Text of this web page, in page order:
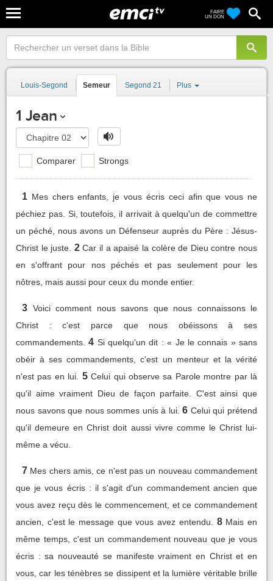
FAIRE
UN DON
Louis-Segond Semeur Segond 21 Plus
1 Jean
Comparer Strongs
1 Mes chers enfants, je vous écris ceci afin que vous ne
péchiez pas. Si, toutefois, il arrivait à quelqu'un de commettre
un péché, nous avons un Défenseur auprès du Père : Jésus-
Christ le juste. 2 Car il a apaisé la colère de Dieu contre nous
en s'offrant pour nos péchés et pas seulement pour les
nôtres, mais aussi pour ceux du monde entier.
3 Voici comment nous savons que nous connaissons le
Christ : c'est parce que nous obéissons à ses
commandements. 4 Si quelqu'un dit : « Je le connais » sans
obéir à ses commandements, c'est un menteur et la vérité
n'est pas en lui.
5 Celui qui observe sa Parole montre par là
qu'il aime vraiment Dieu de façon parfaite. C'est ainsi que
nous savons que nous sommes unis à lui. 6 Celui qui prétend
qu'il demeure en Christ doit aussi vivre comme le Christ lui-
même a vécu.
7 Mes chers amis, ce n'est pas un nouveau commandement
que je vous écris : il s'agit d'un commandement ancien que
vous avez reçu dès le commencement, et ce commandement
ancien, c'est le message que vous avez entendu.
8 Mais en
même temps, c'est un commandement nouveau que je vous
écris : sa nouveauté se manifeste vraiment en Christ et en
vous, car les ténèbres se dissipent et la lumière véritable brille